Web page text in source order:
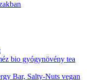
bio gyógynövény tea
Bar, Salty-Nuts vegan